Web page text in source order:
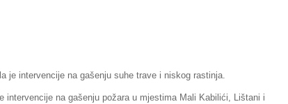
je intervencije na gašenju suhe trave i niskog rastinja.
intervencije na gašenju požara u mjestima Mali Kabilići, Lištani i